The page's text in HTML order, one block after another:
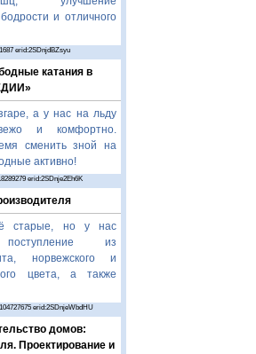
и отличного
erid:2SDnjdBZsyu
катания в
а у нас на льду
и комфортно.
сменить зной на
активно!
erid:2SDnje2Eh6K
старые, но у нас
из
норвежского и
цвета, а также
erid:2SDnjeWbdHU
домов:
Проектирование и